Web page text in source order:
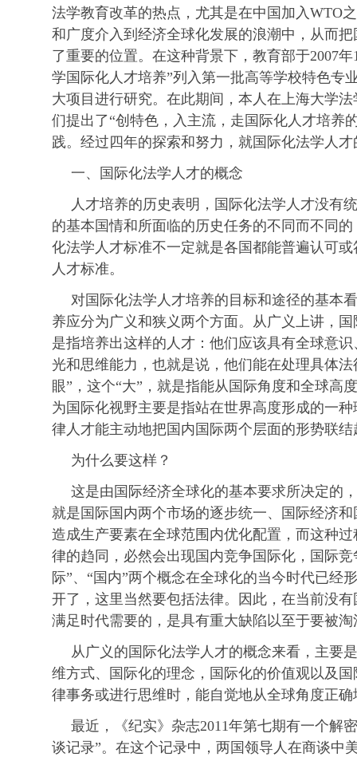
法学教育改革的热点，尤其是在中国加入WTO
和广度介入到经济全球化发展的浪潮中，从而
了重要的位置。在这种背景下，教育部于2007
学国际化人才培养”列入第一批高等学校特色专
大项目进行研究。在此期间，本人在上海大学
们提出了“创特色，入主流，走国际化人才培养
践。经过四年的探索和努力，就国际化法学人
一、国际化法学人才的概念
人才培养的历史表明，国际化法学人才没有
的基本国情和所面临的历史任务的不同而不同
化法学人才标准不一定就是各国都能普遍认可
人才标准。
对国际化法学人才培养的目标和途径的基本
养应分为广义和狭义两个方面。从广义上讲，
是指培养出这样的人才：他们应该具有全球意
光和思维能力，也就是说，他们能在处理具体
眼”，这个“大”，就是指能从国际角度和全球高
为国际化视野主要是指站在世界高度形成的一
律人才能主动地把国内国际两个层面的形势联
为什么要这样？
这是由国际经济全球化的基本要求所决定的
就是国际国内两个市场的逐步统一、国际经济
造成生产要素在全球范围内优化配置，而这种
律的趋同，必然会出现国内竞争国际化，国际
际”、“国内”两个概念在全球化的当今时代已经
开了，这里当然要包括法律。因此，在当前没
满足时代需要的，是具有重大缺陷以至于要被
从广义的国际化法学人才的概念来看，主要
维方式、国际化的理念，国际化的价值观以及
律事务或进行思维时，能自觉地从全球角度正
最近，《纪实》杂志2011年第七期有一个解
谈记录”。在这个记录中，两国领导人在商谈中